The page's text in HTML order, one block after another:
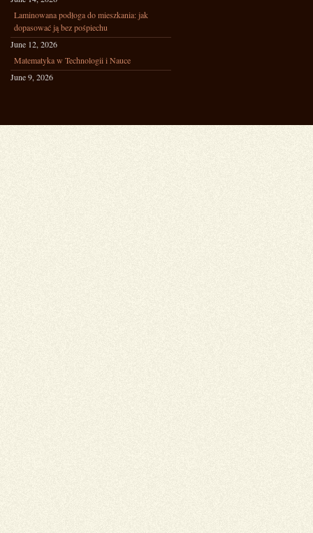
Laminowana podłoga do mieszkania: jak
dopasować ją bez pośpiechu
June 12, 2026
Matematyka w Technologii i Nauce
June 9, 2026